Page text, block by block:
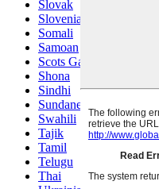
Slovak
Slovenian
Somali
Samoan
Scots Gaelic
Shona
Sindhi
Sundanese
Swahili
Tajik
Tamil
Telugu
Thai